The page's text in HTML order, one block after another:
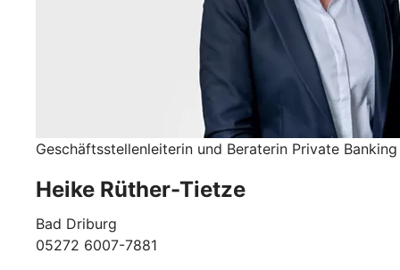
Geschäftsstellenleiterin und Beraterin Private Banking
Heike Rüther-Tietze
Bad Driburg
05272 6007-7881